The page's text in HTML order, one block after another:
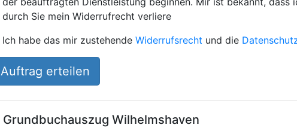
durch Sie mein Widerrufrecht verliere
Ich habe das mir zustehende Widerrufsrecht und die
Auftrag erteilen
Grundbuchauszug Wilhelmshaven